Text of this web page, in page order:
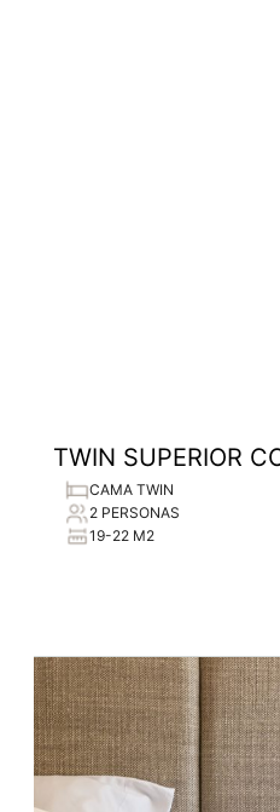
TWIN SUPERIOR
CAMA TWIN
2 PERSONAS
19-22 M2